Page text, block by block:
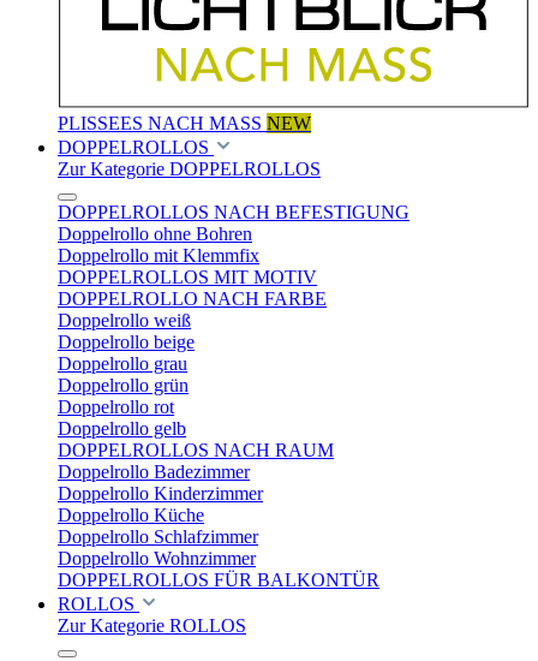
PLISSEES NACH MASS NEW
DOPPELROLLOS
Zur Kategorie DOPPELROLLOS
DOPPELROLLOS NACH BEFESTIGUNG
Doppelrollo ohne Bohren
Doppelrollo mit Klemmfix
DOPPELROLLOS MIT MOTIV
DOPPELROLLO NACH FARBE
Doppelrollo weiß
Doppelrollo beige
Doppelrollo grau
Doppelrollo grün
Doppelrollo rot
Doppelrollo gelb
DOPPELROLLOS NACH RAUM
Doppelrollo Badezimmer
Doppelrollo Kinderzimmer
Doppelrollo Küche
Doppelrollo Schlafzimmer
Doppelrollo Wohnzimmer
DOPPELROLLOS FÜR BALKONTÜR
ROLLOS
Zur Kategorie ROLLOS